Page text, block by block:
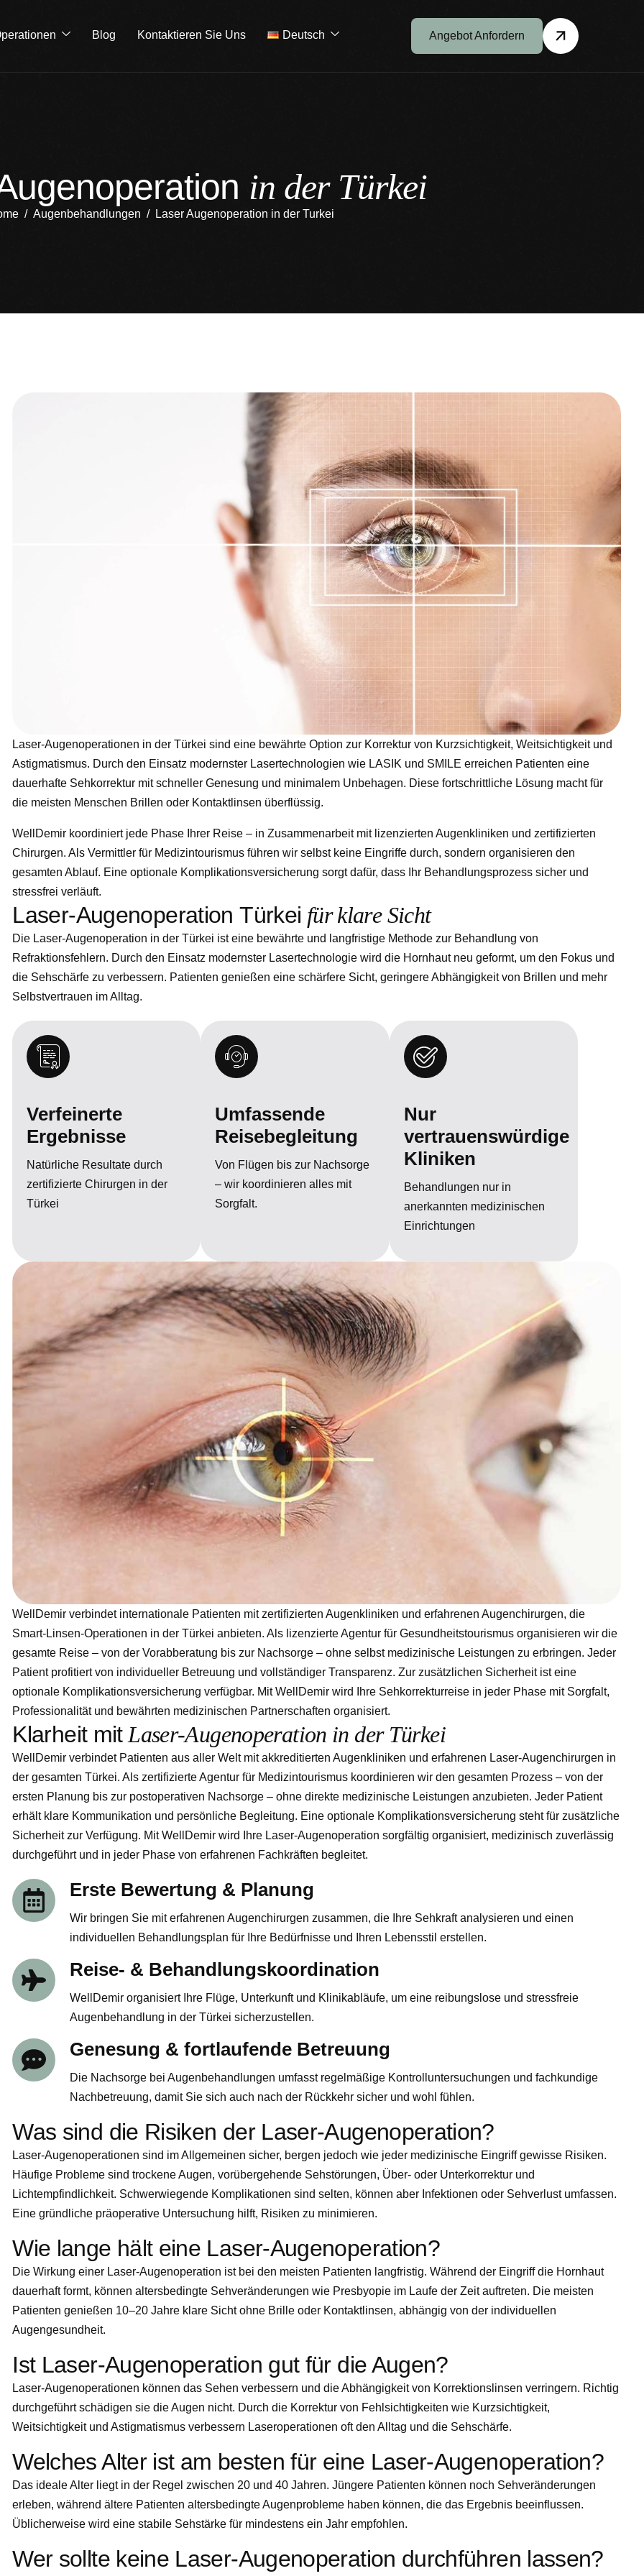
Blog Kontaktieren Sie Uns Deutsch Angebot Anfordern
ugenoperation in der Türkei
Augenbehandlungen Laser Augenoperation in der Turkei
Laser-Augenoperationen in der Türkei sind eine bewährte Option zur Korrektur von Kurzsichtigkeit, Weitsichtigkeit und
Astigmatismus. Durch den Einsatz modernster Lasertechnologien wie LASIK und SMILE erreichen Patienten eine
dauerhafte Sehkorrektur mit schneller Genesung und minimalem Unbehagen. Diese fortschrittliche Lösung macht für
die meisten Menschen Brillen oder Kontaktlinsen überflüssig.
WellDemir koordiniert jede Phase Ihrer Reise – in Zusammenarbeit mit lizenzierten Augenkliniken und zertifizierten
Chirurgen. Als Vermittler für Medizintourismus führen wir selbst keine Eingriffe durch, sondern organisieren den
gesamten Ablauf. Eine optionale Komplikationsversicherung sorgt dafür, dass Ihr Behandlungsprozess sicher und
stressfrei verläuft.
Laser-Augenoperation Türkei für klare Sicht
Die Laser-Augenoperation in der Türkei ist eine bewährte und langfristige Methode zur Behandlung von
Refraktionsfehlern. Durch den Einsatz modernster Lasertechnologie wird die Hornhaut neu geformt, um den Fokus und
die Sehschärfe zu verbessern. Patienten genießen eine schärfere Sicht, geringere Abhängigkeit von Brillen und mehr
Selbstvertrauen im Alltag.
Verfeinerte
Ergebnisse
Natürliche Resultate durch
zertifizierte Chirurgen in der
Türkei
Umfassende
Reisebegleitung
Von Flügen bis zur Nachsorge
– wir koordinieren alles mit
Sorgfalt.
Nur
vertrauenswürdige
Kliniken
Behandlungen nur in
anerkannten medizinischen
Einrichtungen
WellDemir verbindet internationale Patienten mit zertifizierten Augenkliniken und erfahrenen Augenchirurgen, die
Smart-Linsen-Operationen in der Türkei anbieten. Als lizenzierte Agentur für Gesundheitstourismus organisieren wir die
gesamte Reise – von der Vorabberatung bis zur Nachsorge – ohne selbst medizinische Leistungen zu erbringen. Jeder
Patient profitiert von individueller Betreuung und vollständiger Transparenz. Zur zusätzlichen Sicherheit ist eine
optionale Komplikationsversicherung verfügbar. Mit WellDemir wird Ihre Sehkorrekturreise in jeder Phase mit Sorgfalt,
Professionalität und bewährten medizinischen Partnerschaften organisiert.
Klarheit mit Laser-Augenoperation in der Türkei
WellDemir verbindet Patienten aus aller Welt mit akkreditierten Augenkliniken und erfahrenen Laser-Augenchirurgen in
der gesamten Türkei. Als zertifizierte Agentur für Medizintourismus koordinieren wir den gesamten Prozess – von der
ersten Planung bis zur postoperativen Nachsorge – ohne direkte medizinische Leistungen anzubieten. Jeder Patient
erhält klare Kommunikation und persönliche Begleitung. Eine optionale Komplikationsversicherung steht für zusätzliche
Sicherheit zur Verfügung. Mit WellDemir wird Ihre Laser-Augenoperation sorgfältig organisiert, medizinisch zuverlässig
durchgeführt und in jeder Phase von erfahrenen Fachkräften begleitet.
Was sind die Risiken der Laser-Augenoperation?
Laser-Augenoperationen sind im Allgemeinen sicher, bergen jedoch wie jeder medizinische Eingriff gewisse Risiken.
Häufige Probleme sind trockene Augen, vorübergehende Sehstörungen, Über- oder Unterkorrektur und
Lichtempfindlichkeit. Schwerwiegende Komplikationen sind selten, können aber Infektionen oder Sehverlust umfassen.
Eine gründliche präoperative Untersuchung hilft, Risiken zu minimieren.
Wie lange hält eine Laser-Augenoperation?
Die Wirkung einer Laser-Augenoperation ist bei den meisten Patienten langfristig. Während der Eingriff die Hornhaut
dauerhaft formt, können altersbedingte Sehveränderungen wie Presbyopie im Laufe der Zeit auftreten. Die meisten
Patienten genießen 10–20 Jahre klare Sicht ohne Brille oder Kontaktlinsen, abhängig von der individuellen
Augengesundheit.
Ist Laser-Augenoperation gut für die Augen?
Laser-Augenoperationen können das Sehen verbessern und die Abhängigkeit von Korrektionslinsen verringern. Richtig
durchgeführt schädigen sie die Augen nicht. Durch die Korrektur von Fehlsichtigkeiten wie Kurzsichtigkeit,
Weitsichtigkeit und Astigmatismus verbessern Laseroperationen oft den Alltag und die Sehschärfe.
Welches Alter ist am besten für eine Laser-Augenoperation?
Das ideale Alter liegt in der Regel zwischen 20 und 40 Jahren. Jüngere Patienten können noch Sehveränderungen
erleben, während ältere Patienten altersbedingte Augenprobleme haben können, die das Ergebnis beeinflussen.
Üblicherweise wird eine stabile Sehstärke für mindestens ein Jahr empfohlen.
Wer sollte keine Laser-Augenoperation durchführen lassen?
Erste Bewertung & Planung
Wir bringen Sie mit erfahrenen Augenchirurgen zusammen, die Ihre Sehkraft analysieren und einen
individuellen Behandlungsplan für Ihre Bedürfnisse und Ihren Lebensstil erstellen.
Reise- & Behandlungskoordination
WellDemir organisiert Ihre Flüge, Unterkunft und Klinikabläufe, um eine reibungslose und stressfreie
Augenbehandlung in der Türkei sicherzustellen.
Genesung & fortlaufende Betreuung
Die Nachsorge bei Augenbehandlungen umfasst regelmäßige Kontrolluntersuchungen und fachkundige
Nachbetreuung, damit Sie sich auch nach der Rückkehr sicher und wohl fühlen.